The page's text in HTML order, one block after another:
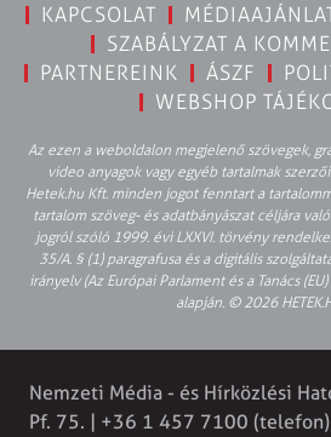
KAPCSOLAT
SZABÁLYZAT A
PARTNEREINK
ÁSZF
WEBSHOP
Az ezen a weboldalon megjelenő szövegek,
video anyagok vagy egyéb tartalmak
Hetek.hu Kft. minden jogot fenntart a
tartalom szöveg- és adatbányászat céljára
jogról szóló 1999. évi LXXVI. törvény
35/A. § (1) paragrafusa és a digitális
irányelv (Az Európai Parlament és a Tanács
alapján. © 2026
Nemzeti Média - és Hírközlési
Pf. 75. | +36 1 457 7100